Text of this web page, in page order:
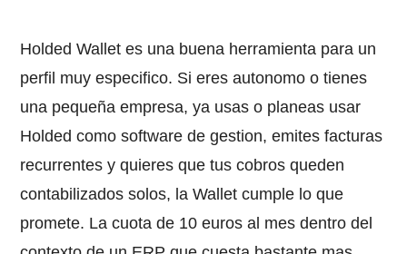
Holded Wallet es una buena herramienta para un
perfil muy especifico. Si eres autonomo o tienes
una pequeña empresa, ya usas o planeas usar
Holded como software de gestion, emites facturas
recurrentes y quieres que tus cobros queden
contabilizados solos, la Wallet cumple lo que
promete. La cuota de 10 euros al mes dentro del